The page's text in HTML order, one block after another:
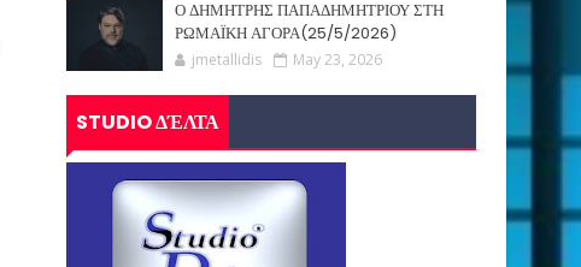
Ο ΔΗΜΗΤΡΗΣ ΠΑΠΑΔΗΜΗΤΡΙΟΥ ΣΤΗ
ΡΩΜΑΪΚΗ ΑΓΟΡΑ(25/5/2026)
jmetallidis May 23, 2026
STUDIO ΔΈΛΤΑ